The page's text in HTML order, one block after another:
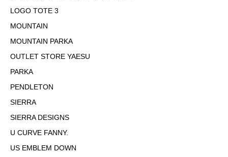
LOGO TOTE 3
MOUNTAIN
MOUNTAIN PARKA
OUTLET STORE YAESU
PARKA
PENDLETON
SIERRA
SIERRA DESIGNS
U CURVE FANNY.
US EMBLEM DOWN